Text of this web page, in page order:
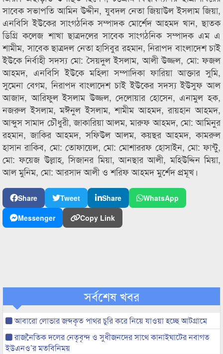
সাবেক সভাপতি আমিন উদ্দীন, যুবদল নেতা জিয়াউল ইসলাম জিয়া,
এনবিসি ইউকের সাংগঠনিক সম্পাদক মোর্শেদ আহমদ খান, ছাতক
ডিগ্রি কলেজ শাখা ছাত্রদলের সাবেক সাংগঠনিক সম্পাদক এম এ
শামীম, সাবেক ছাত্রদল নেতা হাসিবুর রহমান, নিরাপদ বাংলাদেশ চাই
ইউকে নির্বাহী সদস্য মো: সৈয়দুল ইসলাম, আলী উজ্জল, মো: ফজল
আহমদ, এনবিসি ইউকে মহিলা সম্পাদিকা ফারিয়া আক্তার সুমি,
সুমেনা বেগম, নিরাপদ বাংলাদেশ চাই ইউকের সদস্য ইউসুফ আল
আজাদ, আরিফুল ইসলাম উজ্জল, দেলোয়ার হোসেন, এনামুল হক,
নজরুল ইসলাম, মঈনুল ইসলাম, শামীম আহমদ, রায়হান আহমদ,
আব্দুস সামাদ চৌধুরী, জাকারিয়া আলম, মারুফ আহমদ, মো: আমিনুর
রহমান, জাকির আহমদ, সফিউল আলম, কয়ছর আহমদ, কামরুল
হাসান রাকিব, মো: তোফায়েল, মো: মোশাররফ হোসাইন, মো: ফান্টু,
মো: ফয়েজ উল্লাহ, সিজানর মিয়া, আনছার আলী, মহিউদ্দিন মিয়া,
আল মুনিম, মো: আরসাদ আলী ও শরিফ আহমদ মুর্শেদ প্রমূখ।
Share Tweet Share
WhatsApp
Messenger
Copy Link
সর্বশেষ খবর
আবারো লোভার জব্দকৃত পাথর চুরি করে নিয়ে যাওয়া হচ্ছে আটগ্রামে
রাজনৈতিক দলের নেতৃবৃন্দ ও সুধীজনদের সাথে কানাইঘাটের নবাগত
ইউএনও’র মতবিনিময়